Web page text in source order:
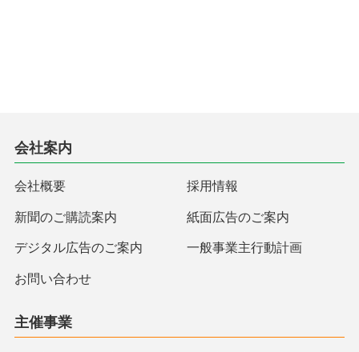
会社案内
会社概要 採用情報
新聞のご購読案内 紙面広告のご案内
デジタル広告のご案内 一般事業主行動計画
お問い合わせ
主催事業